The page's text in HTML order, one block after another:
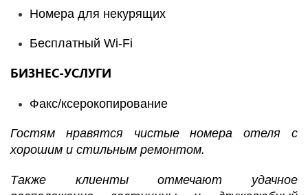
Номера для некурящих
Бесплатный Wi-Fi
БИЗНЕС-УСЛУГИ
Факс/ксерокопирование
Гостям нравятся чистые номера отеля с
хорошим и стильным ремонтом.
Также клиенты отмечают удачное